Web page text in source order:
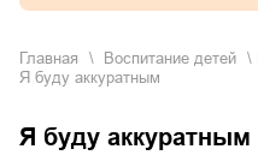
Главная воспитание детей
Я буду аккуратным
Я буду аккуратным